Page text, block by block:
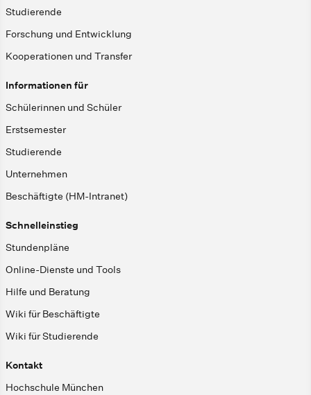
Studierende
Forschung und Entwicklung
Kooperationen und Transfer
Informationen für
Schülerinnen und Schüler
Erstsemester
Studierende
Unternehmen
Beschäftigte (HM-Intranet)
Schnelleinstieg
Stundenpläne
Online-Dienste und Tools
Hilfe und Beratung
Wiki für Beschäftigte
Wiki für Studierende
Kontakt
Hochschule München